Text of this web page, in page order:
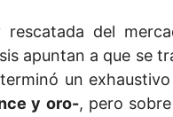
del
apuntan a que se
un
y oro-, pero